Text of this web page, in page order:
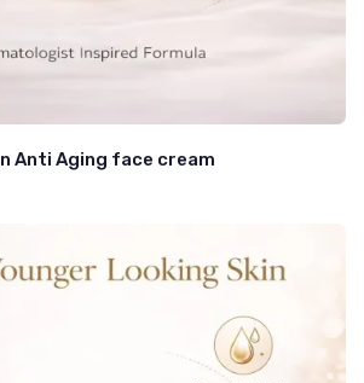
Anti Aging face cream